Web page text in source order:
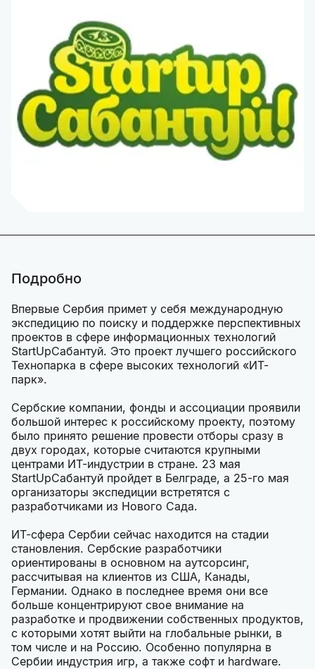
Подробно
Впервые Сербия примет у себя международную
экспедицию по поиску и поддержке перспективных
проектов в сфере информационных технологий
StartUpСабантуй. Это проект лучшего российского
Технопарка в сфере высоких технологий «ИТ-
парк».
Сербские компании, фонды и ассоциации проявили
большой интерес к российскому проекту, поэтому
было принято решение провести отборы сразу в
двух городах, которые считаются крупными
центрами ИТ-индустрии в стране. 23 мая
StartUpСабантуй пройдет в Белграде, а 25-го мая
организаторы экспедиции встретятся с
разработчиками из Нового Сада.
ИТ-сфера Сербии сейчас находится на стадии
становления. Сербские разработчики
ориентированы в основном на аутсорсинг,
рассчитывая на клиентов из США, Канады,
Германии. Однако в последнее время они все
больше концентрируют свое внимание на
разработке и продвижении собственных продуктов,
с которыми хотят выйти на глобальные рынки, в
том числе и на Россию. Особенно популярна в
Сербии индустрия игр, а также софт и hardware.